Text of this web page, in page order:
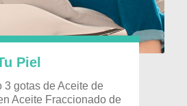
Piel
3 gotas de Aceite de
Aceite Fraccionado de